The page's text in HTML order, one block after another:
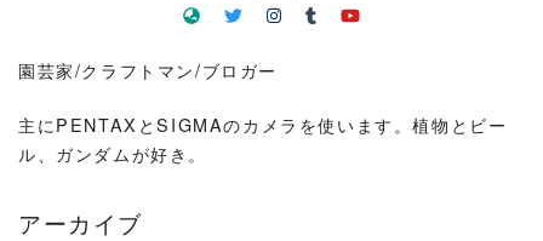
園芸家/クラフトマン/ブロガー
主にPENTAXとSIGMAのカメラを使います。植物とビー
ル、ガンダムが好き。
アーカイブ